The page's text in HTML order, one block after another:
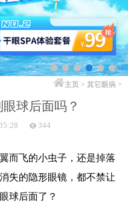
主页> 其它眼病 >
球后面吗？
344
飞的小虫子，还是掉落
失的隐形眼镜，都不禁让
球后面了？